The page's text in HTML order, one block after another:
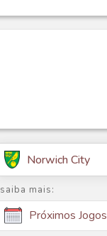
Norwich City
saiba mais:
Próximos Jogos